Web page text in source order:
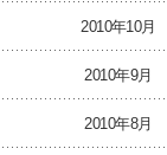
2010年10月
2010年9月
2010年8月